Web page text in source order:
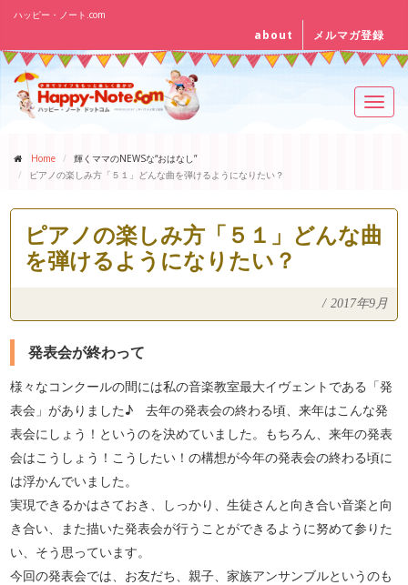
ハッピー・ノート.com
about メルマガ登録
Home
輝くママのNEWSな“おはなし”
ピアノの楽しみ方「５１」どんな曲を弾けるようになりたい？
ピアノの楽しみ方「５１」どんな曲
を弾けるようになりたい？
/ 2017年9月
発表会が終わって
様々なコンクールの間には私の音楽教室最大イヴェントである「発
表会」がありました♪ 去年の発表会の終わる頃、来年はこんな発
表会にしょう！というのを決めていました。もちろん、来年の発表
会はこうしょう！こうしたい！の構想が今年の発表会の終わる頃に
は浮かんでいました。
実現できるかはさておき、しっかり、生徒さんと向き合い音楽と向
き合い、また描いた発表会が行うことができるように努めて参りた
い、そう思っています。
今回の発表会では、お友だち、親子、家族アンサンブルというのも